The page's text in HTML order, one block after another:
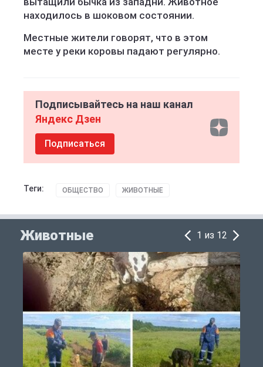
находилось в шоковом состоянии.
Местные жители говорят, что в этом
месте у реки коровы падают регулярно.
Подписывайтесь на наш канал
Яндекс Дзен
Подписаться
Теги: ОБЩЕСТВО ЖИВОТНЫЕ
Животные 1 из 12